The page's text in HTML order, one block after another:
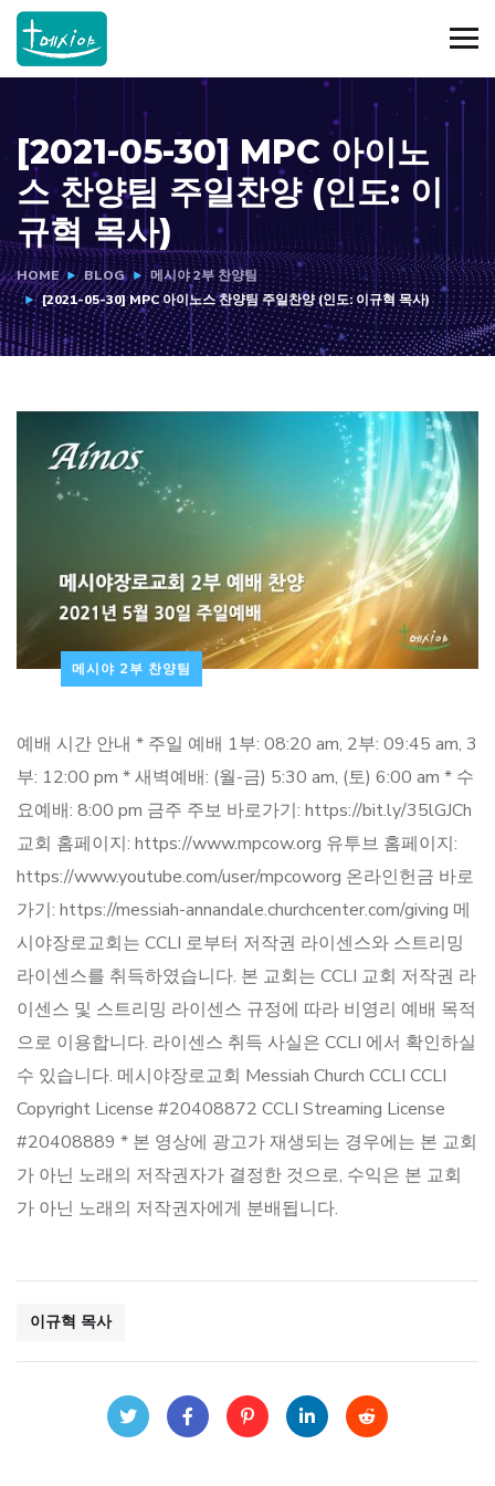
[2021-05-30] MPC 아이노
스 찬양팀 주일찬양 (인도: 이
규혁 목사)
HOME BLOG
메시야 2부 찬양팀
[2021-05-30] MPC 아이노스 찬양팀 주일찬양 (인도: 이규혁 목사)
메시야 2부 찬양팀
예배 시간 안내 * 주일 예배 1부: 08:20 am, 2부: 09:45 am, 3
부: 12:00 pm * 새벽예배: (월-금) 5:30 am, (토) 6:00 am * 수
요예배: 8:00 pm 금주 주보 바로가기: https://bit.ly/35lGJCh
교회 홈페이지: https://www.mpcow.org 유투브 홈페이지:
https://www.youtube.com/user/mpcoworg 온라인헌금 바로
가기: https://messiah-annandale.churchcenter.com/giving 메
시야장로교회는 CCLI 로부터 저작권 라이센스와 스트리밍
라이센스를 취득하였습니다. 본 교회는 CCLI 교회 저작권 라
이센스 및 스트리밍 라이센스 규정에 따라 비영리 예배 목적
으로 이용합니다. 라이센스 취득 사실은 CCLI 에서 확인하실
수 있습니다. 메시야장로교회 Messiah Church CCLI CCLI
Copyright License #20408872 CCLI Streaming License
#20408889 * 본 영상에 광고가 재생되는 경우에는 본 교회
가 아닌 노래의 저작권자가 결정한 것으로, 수익은 본 교회
가 아닌 노래의 저작권자에게 분배됩니다.
이규혁 목사